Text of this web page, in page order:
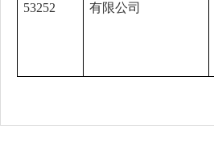
53252
有限公司